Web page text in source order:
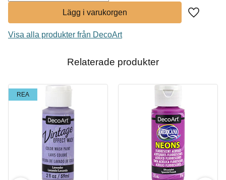
Lägg till
Visa alla produkter från DecoArt
Relaterade produkter
REA